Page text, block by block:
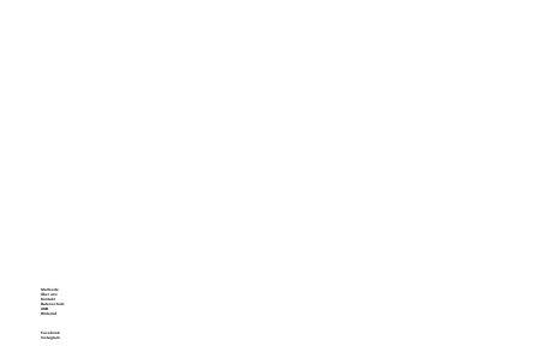
Startseite
Über uns
Kontakt
Datenschutz
AGB
Widerruf
Facebook
Instagram